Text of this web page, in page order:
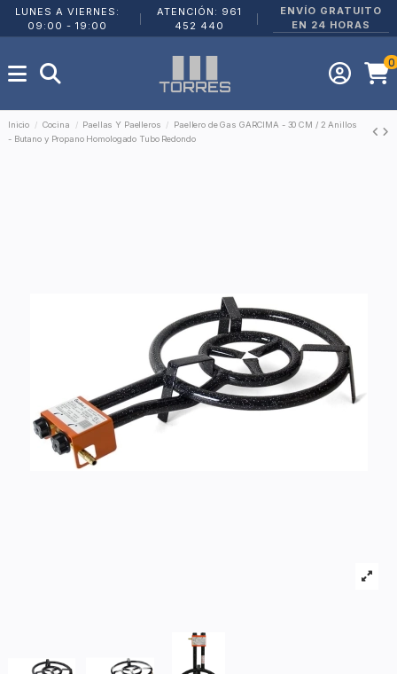
LUNES A VIERNES:
09:00 - 19:00
ATENCIÓN: 961
452 440
ENVÍO GRATUITO
EN 24 HORAS
0
Inicio Cocina Paellas Y Paelleros
Paellero de Gas GARCIMA - 30 CM / 2 Anillos
- Butano y Propano Homologado Tubo Redondo